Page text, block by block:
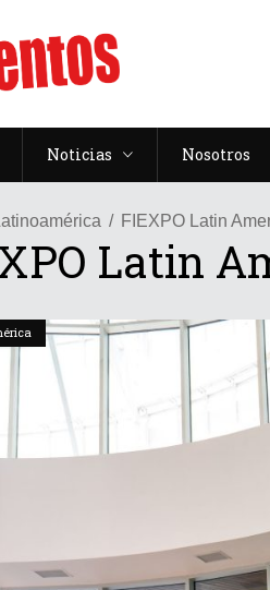
Noticias Nosotros
FIEXPO Latin
Latin